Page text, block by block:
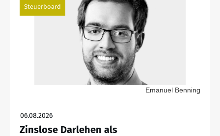
Steuerboard
Emanuel Benning
06.08.2026
Zinslose Darlehen als